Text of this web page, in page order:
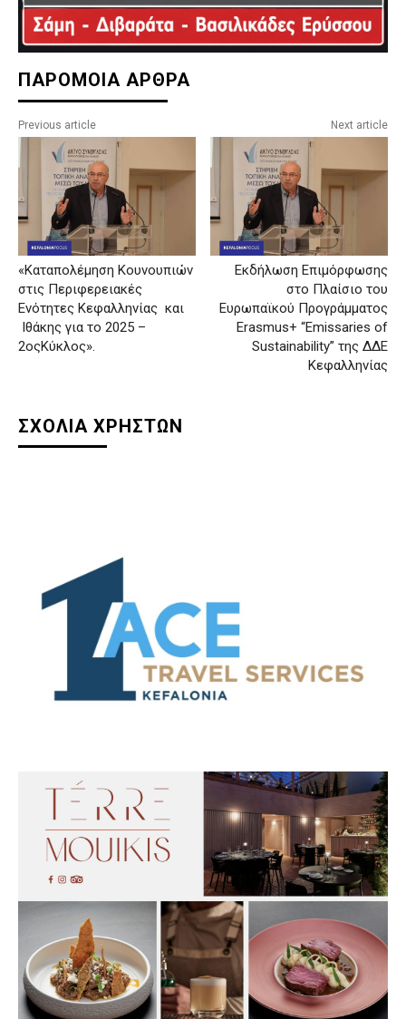
ΠΑΡΟΜΟΙΑ ΑΡΘΡΑ
Previous article
«Καταπολέμηση Κουνουπιών
στις Περιφερειακές
Ενότητες Κεφαλληνίας και
Ιθάκης για το 2025 –
2οςΚύκλος».
Next article
Εκδήλωση Επιμόρφωσης
στο Πλαίσιο του
Ευρωπαϊκού Προγράμματος
Erasmus+ “Emissaries of
Sustainability” της ΔΔΕ
Κεφαλληνίας
ΣΧΟΛΙΑ ΧΡΗΣΤΩΝ